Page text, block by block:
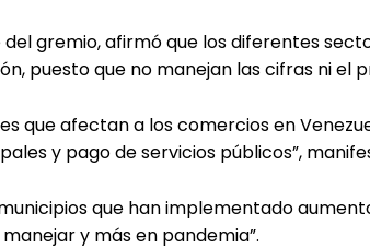
gremio, afirmó que los diferentes
puesto que no manejan las cifras ni el
que afectan a los comercios en
y pago de servicios públicos”,
que han implementado
y más en pandemia”.